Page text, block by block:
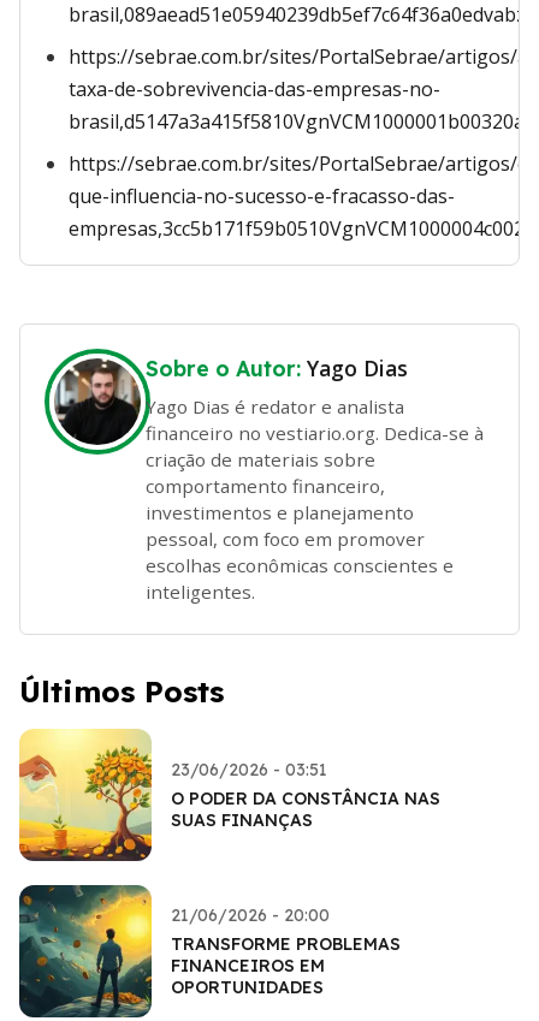
https://sebrae.com.br/sites/PortalSebrae/artigos/a-
taxa-de-sobrevivencia-das-empresas-no-
https://sebrae.com.br/sites/PortalSebrae/artigos/o-
que-influencia-no-sucesso-e-fracasso-das-
Sobre o Autor: Yago Dias
Yago Dias é redator e analista
financeiro no vestiario.org. Dedica-se à
criação de materiais sobre
comportamento financeiro,
investimentos e planejamento
pessoal, com foco em promover
escolhas econômicas conscientes e
inteligentes.
Últimos Posts
23/06/2026 - 03:51
O PODER DA CONSTÂNCIA NAS
SUAS FINANÇAS
21/06/2026 - 20:00
TRANSFORME PROBLEMAS
FINANCEIROS EM
OPORTUNIDADES